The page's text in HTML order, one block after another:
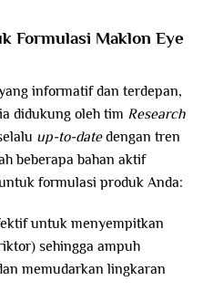
Formulasi Maklon Eye
informatif dan terdepan,
didukung oleh tim Research
up-to-datedengan tren
beberapa bahan aktif
formulasi produk Anda:
untuk menyempitkan
sehingga ampuh
memudarkan lingkaran